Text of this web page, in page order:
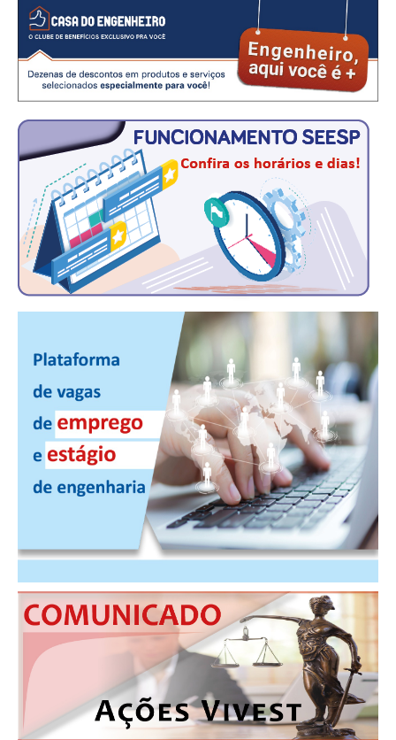
NOTÍCIAS
JORNAL DO ENGENHEIRO
SEESP NOTÍCIAS
NOTÍCIAS NO WHATSAPP
FOTOS
PUBLICAÇÕES
MANUAL DE REDAÇÃO
RELEASES
CONTATO
CADASTRO
ASSOCIE-SE
ATUALIZAÇÃO CADASTRAL